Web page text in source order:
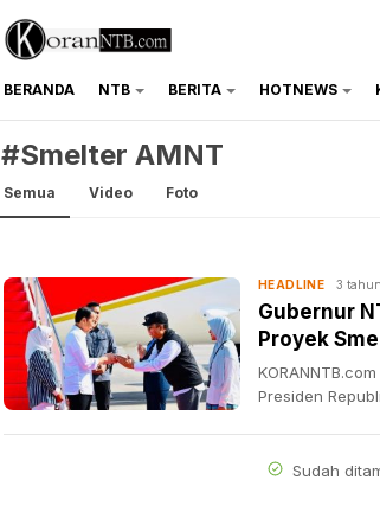
koranntb.com
BERANDA NTB BERITA HOTNEWS
#Smelter AMNT
Semua Video Foto
HEADLINE 3
Gubernur
Proyek
Presiden
Sudah